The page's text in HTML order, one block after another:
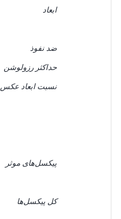
ابعاد
ضد نفوذ
حداکثر رزولوشن
نسبت ابعاد عکس
پیکسل‌های موثر
کل پیکسل‌ها